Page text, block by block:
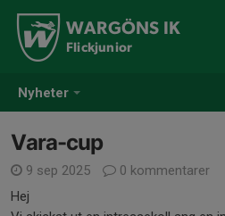
Nyheter
WARGÖNS IK
Flickjunior
Vara-cup
9 sep 2025
0 kommentarer
Hej